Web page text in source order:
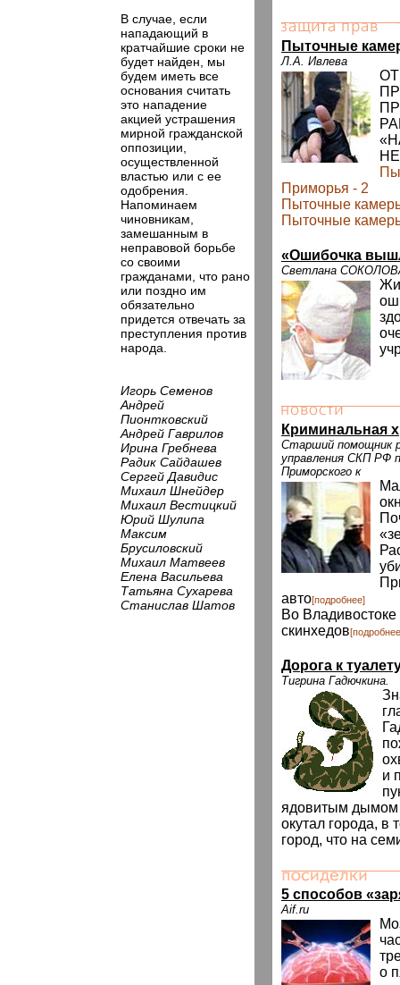
В случае, если
нападающий в
кратчайшие сроки не
будет найден, мы
будем иметь все
основания считать
это нападение
акцией устрашения
мирной гражданской
оппозиции,
осуществленной
властью или с ее
одобрения.
Напоминаем
чиновникам,
замешанным в
неправовой борьбе
со своими
гражданами, что рано
или поздно им
обязательно
придется отвечать за
преступления против
народа.
Игорь Семенов
Андрей
Пионтковский
Андрей Гаврилов
Ирина Гребнева
Радик Сайдашев
Сергей Давидис
Михаил Шнейдер
Михаил Вестицкий
Юрий Шулипа
Максим
Брусиловский
Михаил Матвеев
Елена Васильева
Татьяна Сухарева
Станислав Шатов
Пыточные
Л.А. Ивлева
Приморья - 2
Пыточные
Пыточные
«Ошибочка
Светлана
Криминальная
Старший помощник
управления СКП РФ
Приморского к
авто[подробнее]
Во
скинхедов
Дорога к
Тигрина Гадючкина.
и
ядовитым дымом
окутал города, в
город, что на
5 способов
Aif.ru
о